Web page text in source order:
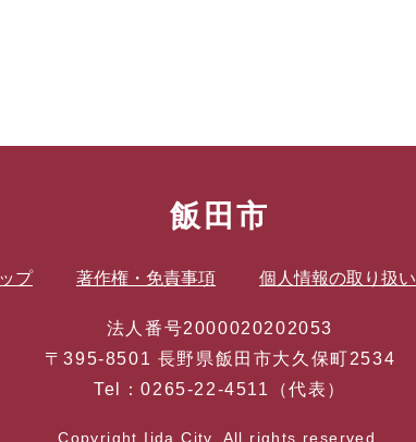
飯田市
プ 著作権・免責事項 個人情報の取り扱い
法人番号2000020202053
〒395-8501 長野県飯田市大久保町2534
Tel：0265-22-4511（代表）
Copyright Iida City. All rights reserved.